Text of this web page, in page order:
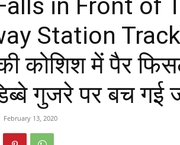
in Front of
Station
कोशिश में पैर
गुजरे पर बच गई
February 13, 2020